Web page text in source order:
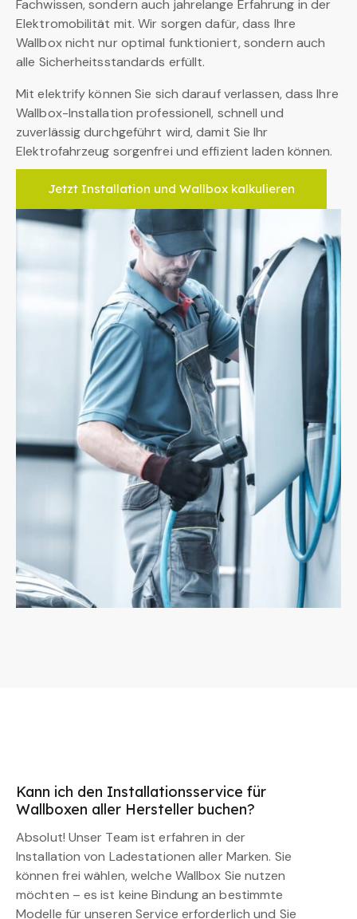
Fachwissen, sondern auch jahrelange Erfahrung in der
Elektromobilität mit. Wir sorgen dafür, dass Ihre
Wallbox nicht nur optimal funktioniert, sondern auch
alle Sicherheitsstandards erfüllt.
Mit elektrify können Sie sich darauf verlassen, dass Ihre
Wallbox-Installation professionell, schnell und
zuverlässig durchgeführt wird, damit Sie Ihr
Elektrofahrzeug sorgenfrei und effizient laden können.
Jetzt Installation und Wallbox kalkulieren
Kann ich den Installationsservice für
Wallboxen aller Hersteller buchen?
Absolut! Unser Team ist erfahren in der
Installation von Ladestationen aller Marken. Sie
können frei wählen, welche Wallbox Sie nutzen
möchten – es ist keine Bindung an bestimmte
Modelle für unseren Service erforderlich und Sie